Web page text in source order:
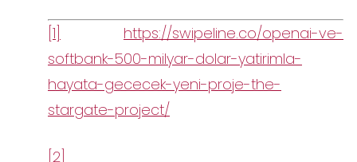
[1]
https://swipeline.co/openai-ve-
softbank-500-milyar-dolar-yatirimla-
hayata-gececek-yeni-proje-the-
stargate-project/
[2]